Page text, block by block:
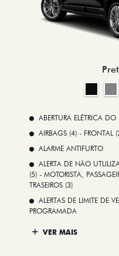
ABERTURA ELÉTRICA
AIRBAGS (4) - FRONTAL
ALARME ANTIFURTO
ALERTA DE NÃO
(5) - MOTORISTA,
TRASEIROS (3)
ALERTAS DE LIMITE DE
PROGRAMADA
VER MAIS